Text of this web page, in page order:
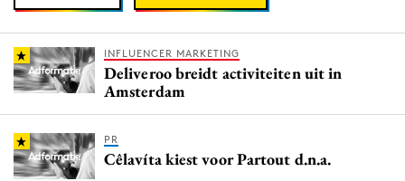
Reputatie & crisis
INFLUENCER MARKETING
Deliveroo breidt activiteiten uit in
Amsterdam
PR
Cêlavíta kiest voor Partout d.n.a.